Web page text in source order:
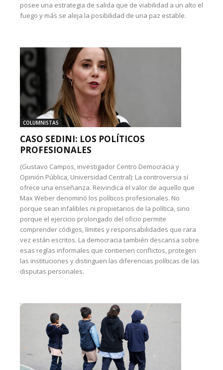
posee una estrategia de salida que de viabilidad a un alto el
fuego y más se aleja la posibilidad de una paz estable.
COLUMNISTAS
CASO SEDINI: LOS POLÍTICOS
PROFESIONALES
(Gustavo Campos, investigador Centro Democracia y
Opinión Pública, Universidad Central): La controversia sí
ofrece una enseñanza. Reivindica el valor de aquello que
Max Weber denominó los políticos profesionales. No
porque sean infalibles ni propietarios de la política, sino
porque el ejercicio prolongado del oficio permite
comprender códigos, límites y responsabilidades que rara
vez están escritos. La democracia también descansa sobre
esas reglas informales que contienen conflictos, protegen
las instituciones y distinguen las diferencias políticas de las
disputas personales.